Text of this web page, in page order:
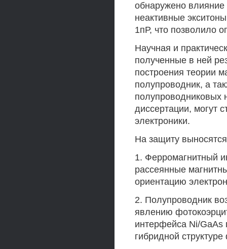
обнаружено влияние
неактивные
1пР, что позволило
Научная и
полученные в ней
построения теории
полупроводник, а
полупроводниковых
диссертации, могут
электроники.
На защиту
1. Ферромагнитный
рассеянные
ориентацию
2. Полупроводник
явлению
интерфейса Ni/GaAs
гибридной